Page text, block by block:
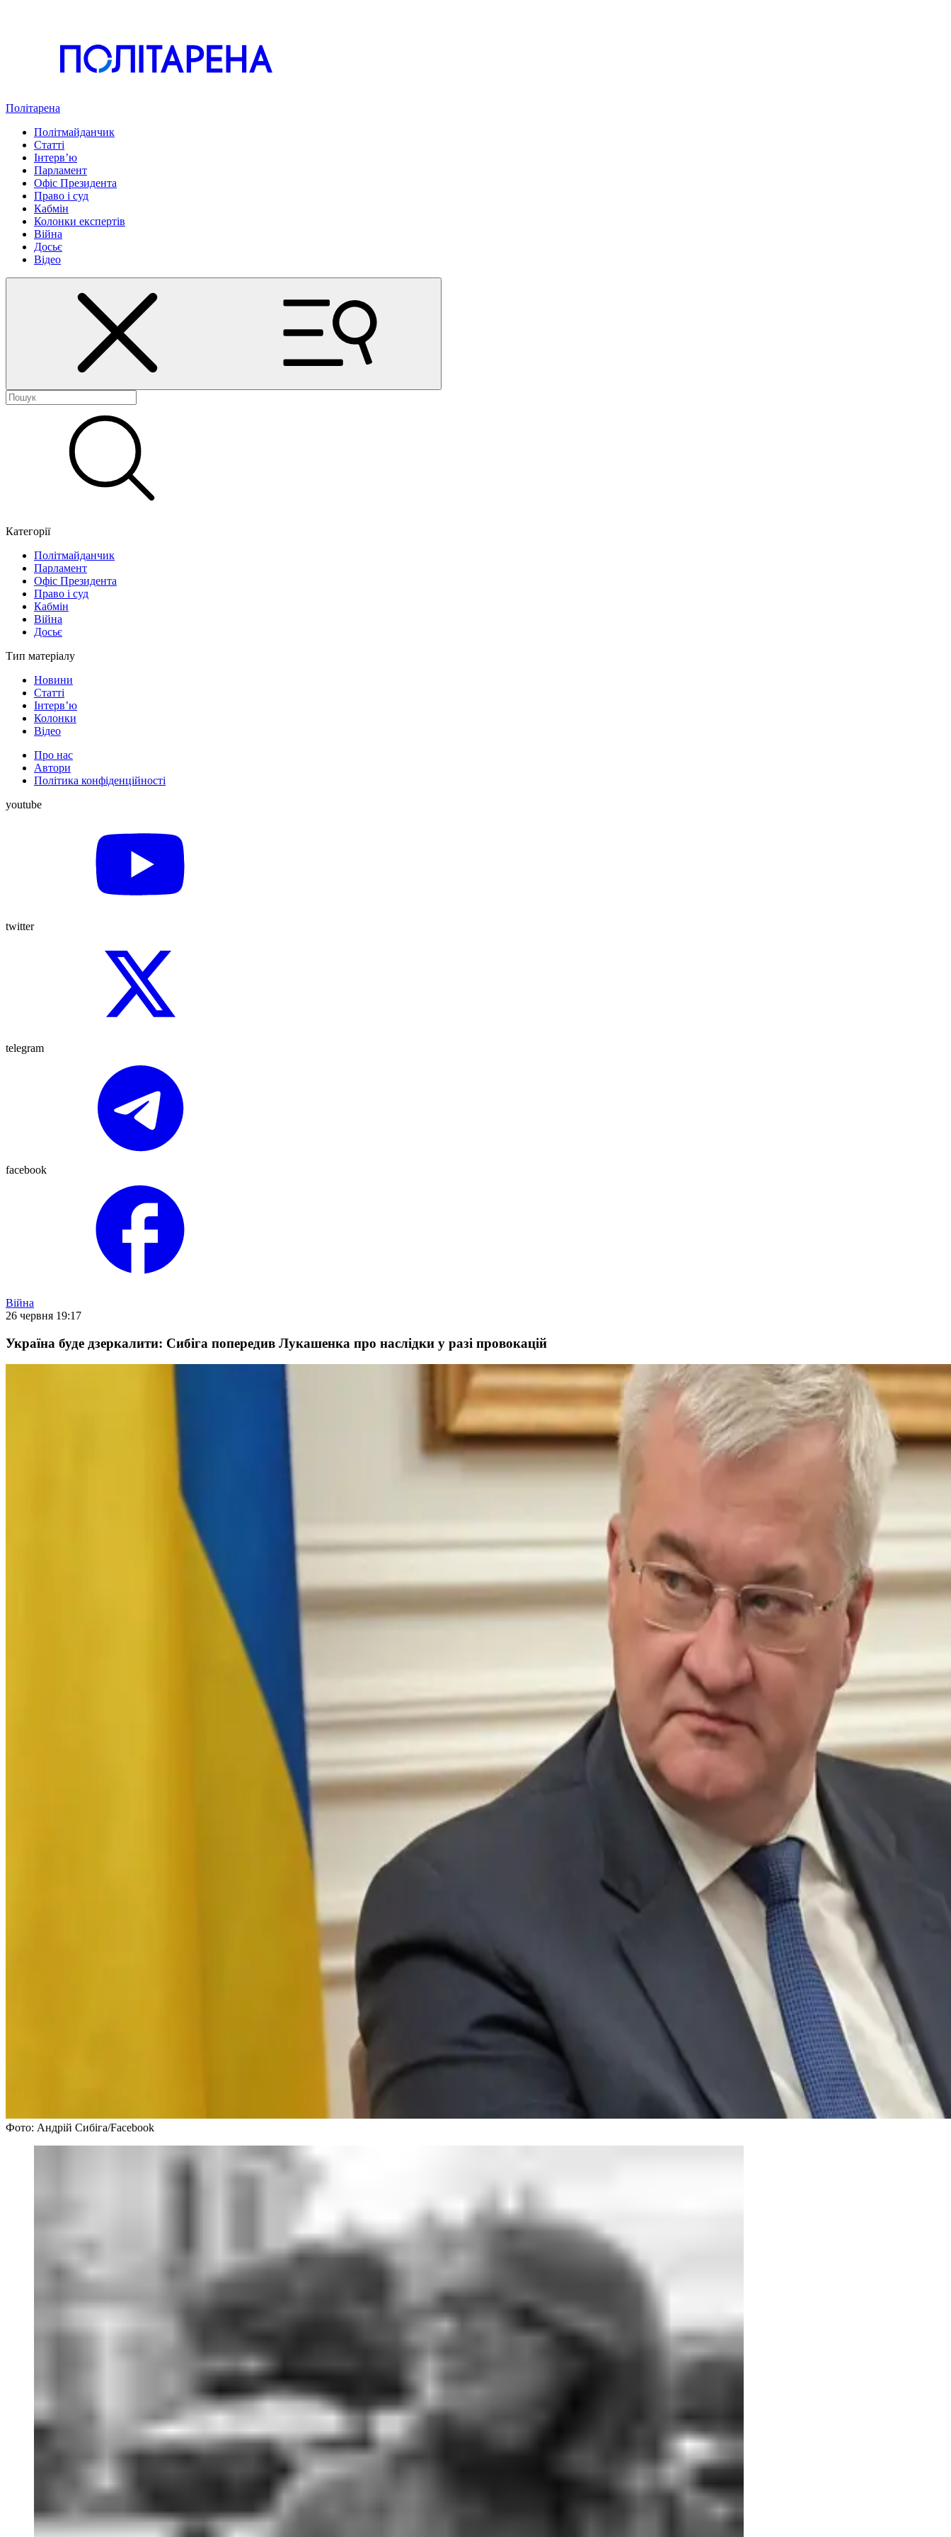
Політарена
Політмайданчик
Статті
Інтервʼю
Парламент
Офіс Президента
Право і суд
Кабмін
Колонки експертів
Війна
Досьє
Відео
Категорії
Політмайданчик
Парламент
Офіс Президента
Право і суд
Кабмін
Війна
Досьє
Тип матеріалу
Новини
Статті
Інтерв’ю
Колонки
Відео
Про нас
Автори
Політика конфіденційності
youtube
twitter
telegram
facebook
Війна
26 червня 19:17
Україна буде дзеркалити: Сибіга попередив Лукашенка про наслідки у разі провокацій
Фото: Андрій Сибіга/Facebook